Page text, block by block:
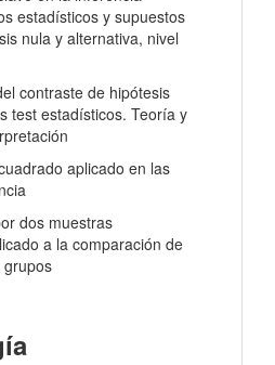
estadísticos y supuestos
nula y alternativa, nivel
contraste de hipótesis
test estadísticos. Teoría y
aplicado en las
dos muestras
a la comparación de
grupos